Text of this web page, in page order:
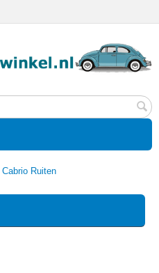
Cabrio Ruiten